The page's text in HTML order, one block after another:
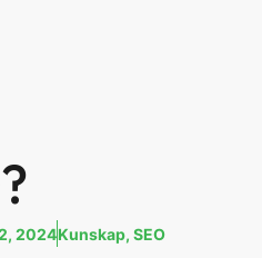
2024Kunskap, SEO